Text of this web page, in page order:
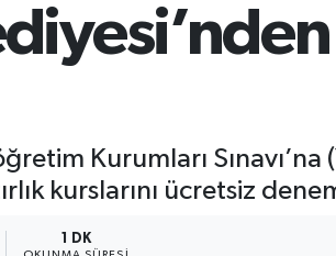
Kurumları
kurslarını ücretsiz
1 DK